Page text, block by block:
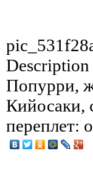
Description
Попурри,
Кийосаки,
переплет: